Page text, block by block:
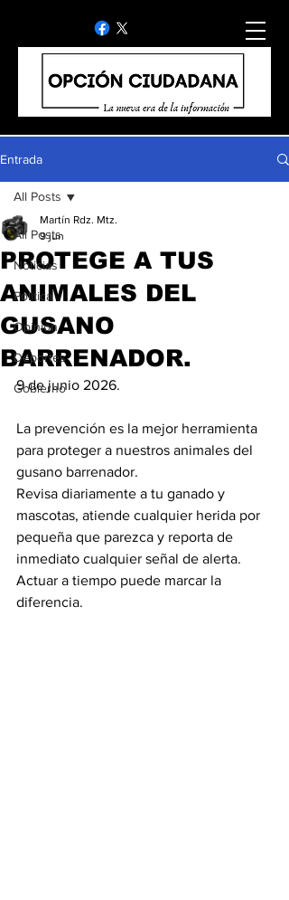
Entrada
All Posts
Noticias
Politica
Opinion
Deportes
Gobierno
All Posts
PROTEGE A TUS
ANIMALES DEL
GUSANO
BARRENADOR.
Martín Rdz. Mtz.
9 jun
9 de junio 2026.
La prevención es la mejor herramienta
para proteger a nuestros animales del
gusano barrenador.
Revisa diariamente a tu ganado y
mascotas, atiende cualquier herida por
pequeña que parezca y reporta de
inmediato cualquier señal de alerta.
Actuar a tiempo puede marcar la
diferencia.